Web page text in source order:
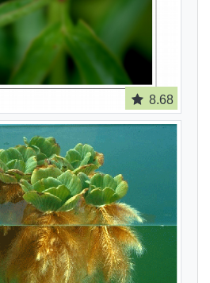
8.68